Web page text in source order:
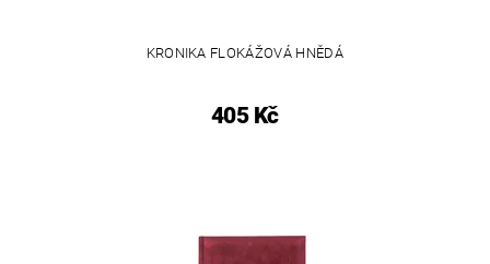
KRONIKA FLOKÁŽOVÁ HNĚDÁ
405 Kč